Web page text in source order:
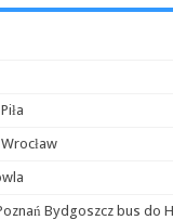
Bydgoszcz bus do